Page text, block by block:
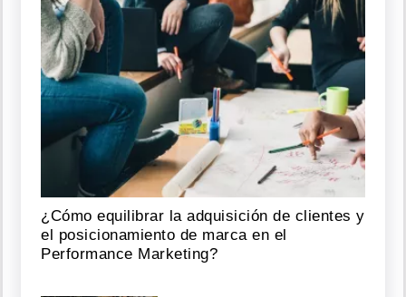
¿Cómo equilibrar la adquisición de clientes y
el posicionamiento de marca en el
Performance Marketing?